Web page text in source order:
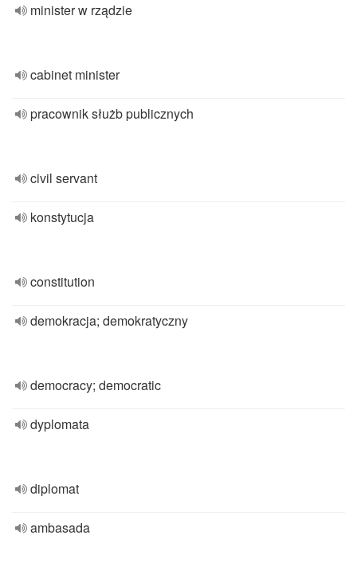
minister w rządzie
cabinet minister
pracownik służb publicznych
civil servant
konstytucja
constitution
demokracja; demokratyczny
democracy; democratic
dyplomata
diplomat
ambasada